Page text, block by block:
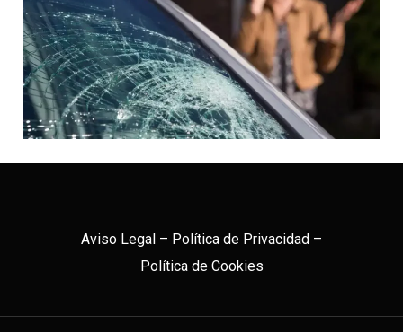
Aviso Legal – Política de Privacidad –
Política de Cookies